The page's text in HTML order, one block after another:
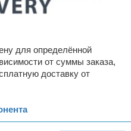
для определённой
от суммы заказа,
доставку от